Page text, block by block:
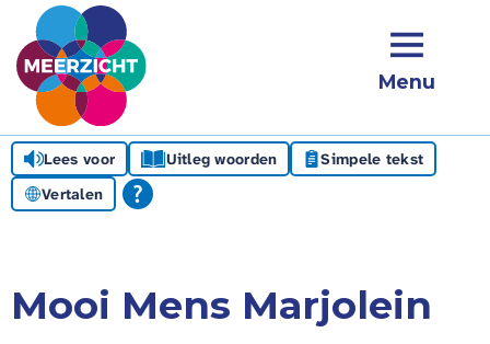
Menu
Lees voor Uitleg woorden
Simpele tekst
Vertalen
Mooi Mens Marjolein